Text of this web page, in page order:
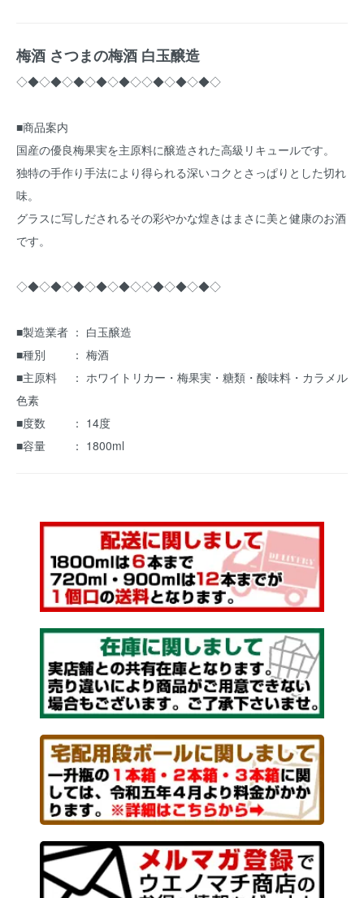
梅酒 さつまの梅酒 白玉醸造
◇◆◇◆◇◆◇◆◇◆◇◇◆◇◆◇◆◇
■商品案内
国産の優良梅果実を主原料に醸造された高級リキュールです。
独特の手作り手法により得られる深いコクとさっぱりとした切れ
味。
グラスに写しだされるその彩やかな煌きはまさに美と健康のお酒
です。
◇◆◇◆◇◆◇◆◇◆◇◇◆◇◆◇◆◇
■製造業者 ： 白玉醸造
■種別 ： 梅酒
■主原料 ： ホワイトリカー・梅果実・糖類・酸味料・カラメル
色素
■度数 ： 14度
■容量 ： 1800ml